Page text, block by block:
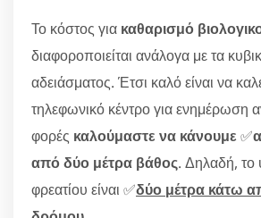
Το κόστος για καθαρισμό
διαφοροποιείται ανάλογα με τα
αδειάσματος. Έτσι καλό είναι να
τηλεφωνικό κέντρο για ενημέρωση
φορές καλούμαστε να κάνουμε ✅
από δύο μέτρα βάθος. Δηλαδή, το
φρεατίου είναι ✅δύο μέτρα κάτω